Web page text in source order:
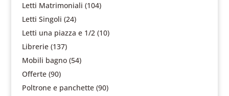
Letti Matrimoniali (104)
Letti Singoli (24)
Letti una piazza e 1/2 (10)
Librerie (137)
Mobili bagno (54)
Offerte (90)
Poltrone e panchette (90)